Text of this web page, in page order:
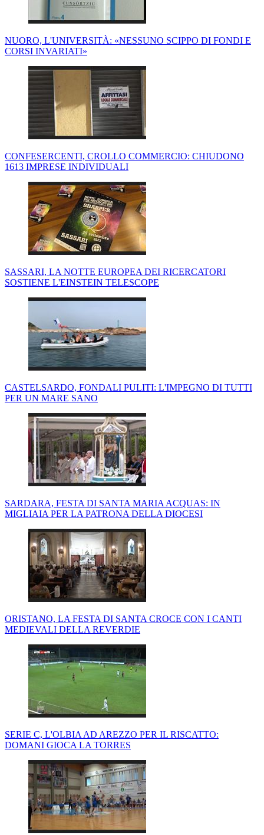
NUORO, L'UNIVERSITÀ: «NESSUNO SCIPPO DI FONDI E
CORSI INVARIATI»
CONFESERCENTI, CROLLO COMMERCIO: CHIUDONO
1613 IMPRESE INDIVIDUALI
SASSARI, LA NOTTE EUROPEA DEI RICERCATORI
SOSTIENE L'EINSTEIN TELESCOPE
CASTELSARDO, FONDALI PULITI: L'IMPEGNO DI TUTTI
PER UN MARE SANO
SARDARA, FESTA DI SANTA MARIA ACQUAS: IN
MIGLIAIA PER LA PATRONA DELLA DIOCESI
ORISTANO, LA FESTA DI SANTA CROCE CON I CANTI
MEDIEVALI DELLA REVERDIE
SERIE C, L'OLBIA AD AREZZO PER IL RISCATTO:
DOMANI GIOCA LA TORRES